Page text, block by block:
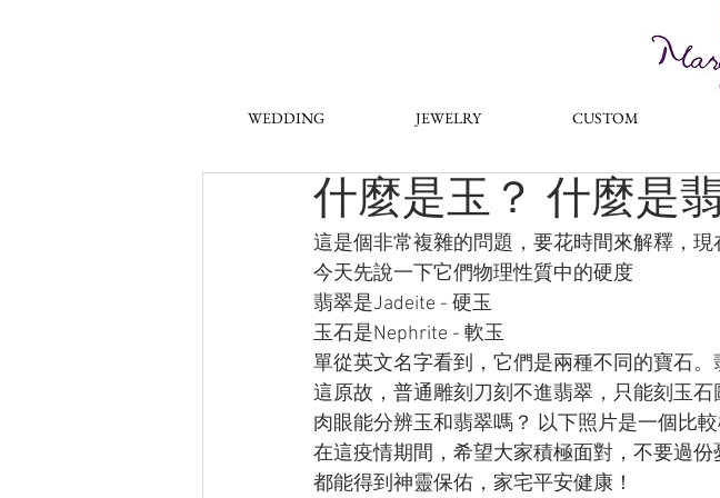
WEDDING JEWELRY CUSTOM
什麼是玉？ 什麼是
這是個非常複雜的問題，要花時間來解釋，現
今天先說一下它們物理性質中的硬度
翡翠是Jadeite - 硬玉
玉石是Nephrite - 軟玉
單從英文名字看到，它們是兩種不同的寶石
這原故，普通雕刻刀刻不進翡翠，只能刻玉石
肉眼能分辨玉和翡翠嗎？ 以下照片是一個比
在這疫情期間，希望大家積極面對，不要過
都能得到神靈保佑，家宅平安健康！